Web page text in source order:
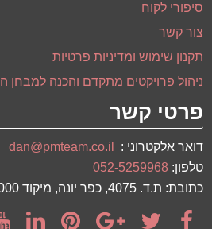
סיפורי לקוח
צור קשר
תקנון שימוש ומדיניות פרטיות
ניהול פרויקטים מתקדם והכנה למבחן ה PMP
פרטי קשר
דואר אלקטרוני :
dan@pmteam.co.il
טלפון:052-5259968
כתובת: ת.ד. 4075, כפר יונה, מיקוד 4030000